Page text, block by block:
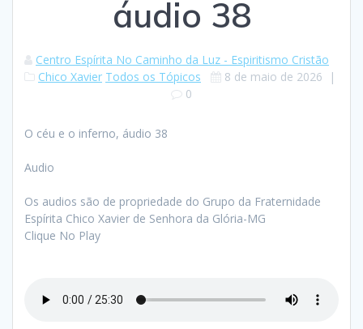
áudio 38
Centro Espírita No Caminho da Luz - Espiritismo Cristão
Chico Xavier Todos os Tópicos 8 de maio de 2026 |
0
O céu e o inferno, áudio 38
Audio
Os audios são de propriedade do Grupo da Fraternidade
Espírita Chico Xavier de Senhora da Glória-MG
Clique No Play